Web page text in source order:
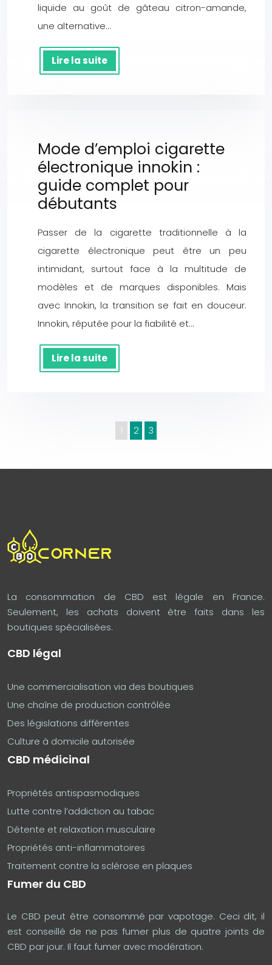
liquide au goût de gâteau citron-amande,
une alternative…
Lire la suite
Mode d’emploi cigarette
électronique innokin :
guide complet pour
débutants
Passer de la cigarette traditionnelle à la
cigarette électronique peut être un peu
intimidant, surtout face à la multitude de
modèles et de marques disponibles. Mais
avec Innokin, la transition se fait en douceur.
Innokin, réputée pour la fiabilité et…
Lire la suite
1 2 3
La consommation de CBD est légale en France.
Seulement, les achats doivent être faits dans les
boutiques spécialisées.
CBD légal
Une commercialisation via des boutiques
Une chaîne de production contrôlée
Des législations différentes
Culture à domicile autorisée
CBD médicinal
Propriétés antispasmodiques
Lutte contre l’addiction au tabac
Détente et relaxation musculaire
Propriétés anti-inflammatoires
Traitement contre la sclérose en plaques
Fumer du CBD
Le CBD peut être consommé par vapotage. Ceci dit, il
est conseillé de ne pas fumer plus de quatre joints de
CBD par jour. Il faut fumer avec modération.